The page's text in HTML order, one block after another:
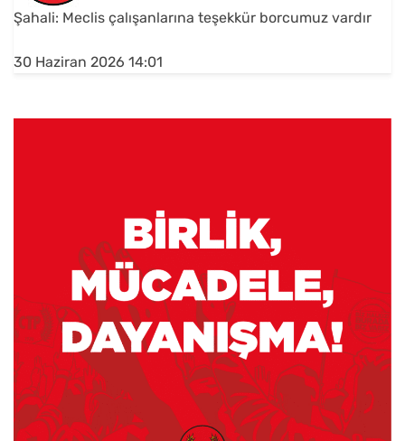
Şahali: Meclis çalışanlarına teşekkür borcumuz vardır
30 Haziran 2026 14:01